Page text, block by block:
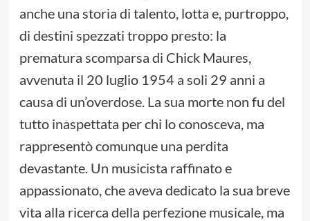
anche una storia di talento, lotta e, purtroppo,
di destini spezzati troppo presto: la
prematura scomparsa di Chick Maures,
avvenuta il 20 luglio 1954 a soli 29 anni a
causa di un’overdose. La sua morte non fu del
tutto inaspettata per chi lo conosceva, ma
rappresentò comunque una perdita
devastante. Un musicista raffinato e
appassionato, che aveva dedicato la sua breve
vita alla ricerca della perfezione musicale, ma